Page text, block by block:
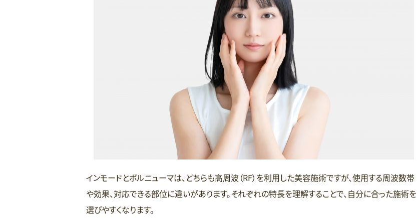
インモードとボルニューマは、どちらも高周波（RF）を利用した美容施術ですが、使用する周波数帯
や効果、対応できる部位に違いがあります。それぞれの特長を理解することで、自分に合った施術を
選びやすくなります。